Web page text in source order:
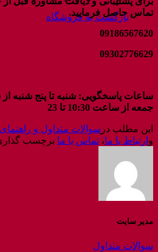
بازگشت به فروشگاه
تماس حاصل فرمایید.
09186567620
09302776629
ساعات پاسخگویی: شنبه تا پنج شنبه از
جمعه از ساعت 10:30 تا 23
این مطلب در سوالات متداول و
و ارتباط با ما، تماس با ما برچسب
مدیر سایت
سوالات متداول